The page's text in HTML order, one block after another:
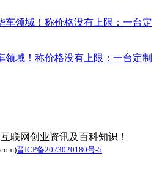
领域！称价格没有上限：一台定制
联网创业资讯及百科知识！
晋ICP备2023020180号-5